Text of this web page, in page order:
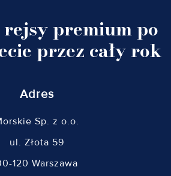
rejsy premium po
przez cały rok
Adres
Sp. z o.o.
ul. Złota 59
120 Warszawa